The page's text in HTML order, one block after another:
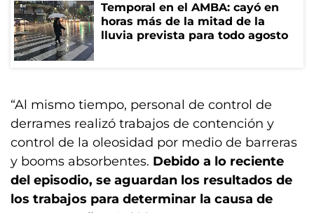
Temporal en el AMBA: cayó en
horas más de la mitad de la
lluvia prevista para todo agosto
“Al mismo tiempo, personal de control de
derrames realizó trabajos de contención y
control de la oleosidad por medio de barreras
y booms absorbentes. Debido a lo reciente
del episodio, se aguardan los resultados de
los trabajos para determinar la causa de